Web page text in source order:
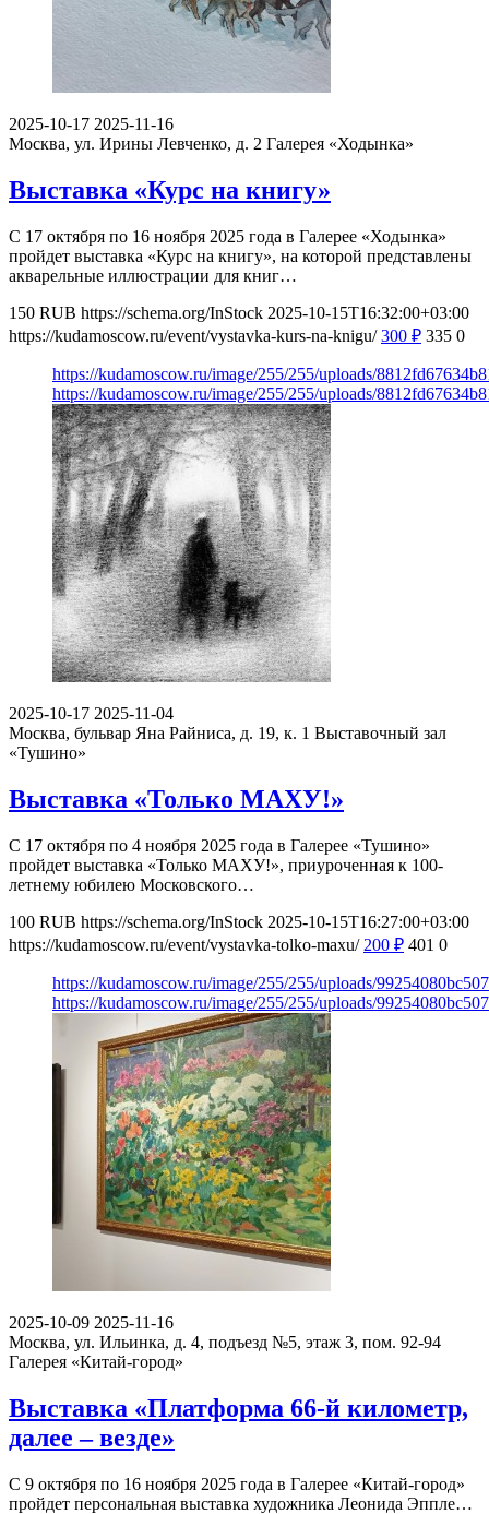
2025-10-17 2025-11-16
Москва, ул. Ирины Левченко, д. 2 Галерея «Ходынка»
Выставка «Курс на книгу»
С 17 октября по 16 ноября 2025 года в Галерее «Ходынка»
пройдет выставка «Курс на книгу», на которой представлены
акварельные иллюстрации для книг…
150 RUB https://schema.org/InStock 2025-10-15T16:32:00+03:00
https://kudamoscow.ru/event/vystavka-kurs-na-knigu/ 300 ₽ 335 0
https://kudamoscow.ru/image/255/255/uploads/
https://kudamoscow.ru/image/255/255/uploads/
2025-10-17 2025-11-04
Москва, бульвар Яна Райниса, д. 19, к. 1 Выставочный зал
«Тушино»
Выставка «Только МАХУ!»
С 17 октября по 4 ноября 2025 года в Галерее «Тушино»
пройдет выставка «Только МАХУ!», приуроченная к 100-
летнему юбилею Московского…
100 RUB https://schema.org/InStock 2025-10-15T16:27:00+03:00
https://kudamoscow.ru/event/vystavka-tolko-maxu/ 200 ₽ 401 0
https://kudamoscow.ru/image/255/255/uploads/
https://kudamoscow.ru/image/255/255/uploads/
2025-10-09 2025-11-16
Москва, ул. Ильинка, д. 4, подъезд №5, этаж 3, пом. 92-94
Галерея «Китай-город»
Выставка «Платформа 66-й километр,
далее – везде»
С 9 октября по 16 ноября 2025 года в Галерее «Китай-город»
пройдет персональная выставка художника Леонида Эппле…